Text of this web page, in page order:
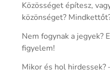
Közösséget építesz,
közönséget?
Nem fogynak a jegyek?
figyelem!
Mikor és hol hirdessek?